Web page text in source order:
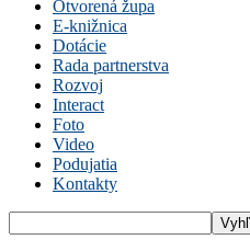
Otvorená župa
E-knižnica
Dotácie
Rada partnerstva
Rozvoj
Interact
Foto
Video
Podujatia
Kontakty